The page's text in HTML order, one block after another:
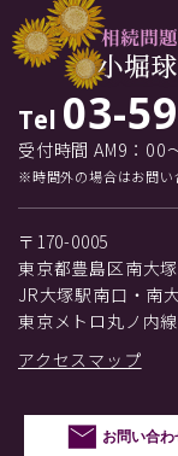
Tel 03-
受付時間 AM9：00
※時間外の場合はお問い
〒170-0005
東京都豊島区南大
JR大塚駅南口・南
東京メトロ丸ノ内
アクセスマップ
お問い合